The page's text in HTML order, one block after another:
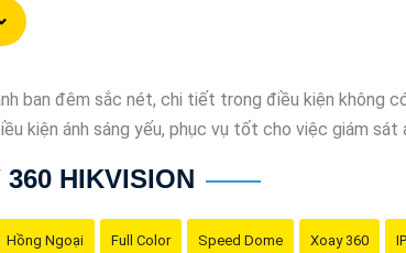
ban đêm sắc nét, chi tiết trong điều kiện không
kiện ánh sáng yếu, phục vụ tốt cho việc giám sát
HIKVISION
Hồng Ngoại Full Color Speed Dome Xoay 360